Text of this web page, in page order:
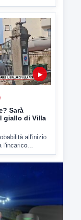
all'inizio
l'incarico...